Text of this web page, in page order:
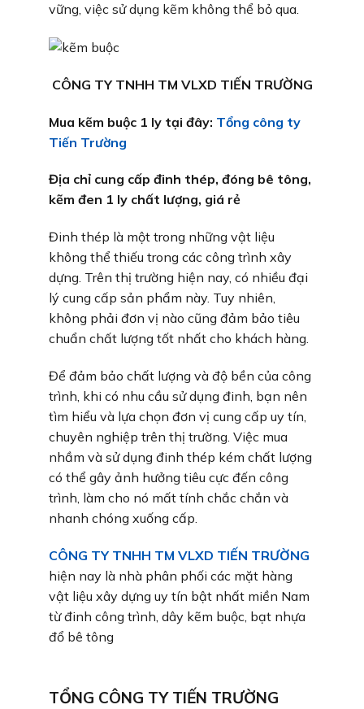
vững, việc sử dụng kẽm không thể bỏ qua.
CÔNG TY TNHH TM VLXD TIẾN TRƯỜNG
Mua kẽm buộc 1 ly tại đây: Tổng công ty
Tiến Trường
Địa chỉ cung cấp đinh thép, đóng bê tông,
kẽm đen 1 ly chất lượng, giá rẻ
Đinh thép là một trong những vật liệu
không thể thiếu trong các công trình xây
dựng. Trên thị trường hiện nay, có nhiều đại
lý cung cấp sản phẩm này. Tuy nhiên,
không phải đơn vị nào cũng đảm bảo tiêu
chuẩn chất lượng tốt nhất cho khách hàng.
Để đảm bảo chất lượng và độ bền của công
trình, khi có nhu cầu sử dụng đinh, bạn nên
tìm hiểu và lựa chọn đơn vị cung cấp uy tín,
chuyên nghiệp trên thị trường. Việc mua
nhầm và sử dụng đinh thép kém chất lượng
có thể gây ảnh hưởng tiêu cực đến công
trình, làm cho nó mất tính chắc chắn và
nhanh chóng xuống cấp.
CÔNG TY TNHH TM VLXD TIẾN TRƯỜNG
hiện nay là nhà phân phối các mặt hàng
vật liệu xây dựng uy tín bật nhất miền Nam
từ đinh công trình, dây kẽm buộc, bạt nhựa
đổ bê tông
TỔNG CÔNG TY TIẾN TRƯỜNG